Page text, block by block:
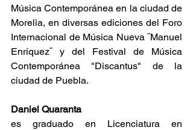
Música Contemporánea en la ciudad de
Morelia, en diversas ediciones del Foro
Internacional de Música Nueva ¨Manuel
Enríquez¨ y del Festival de Música
Contemporánea "Discantus" de la
ciudad de Puebla.
Daniel Quaranta
es graduado en Licenciatura en